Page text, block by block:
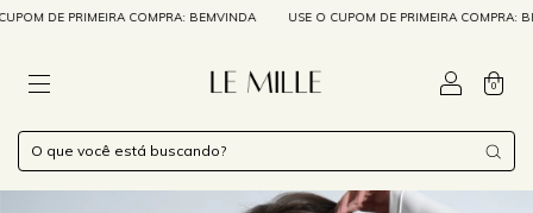
DE PRIMEIRA COMPRA: BEMVINDA USE O CUPOM DE PRIMEIRA COMPRA:
0